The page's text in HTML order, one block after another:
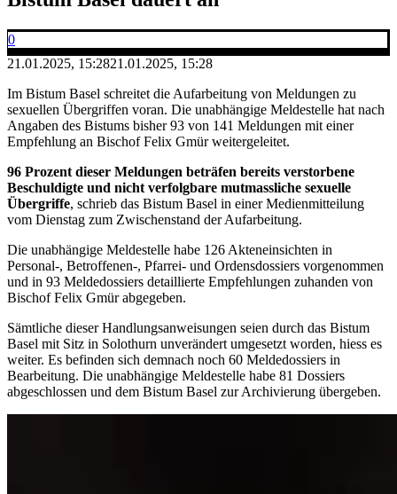
0
21.01.2025, 15:2821.01.2025, 15:28
Im Bistum Basel schreitet die Aufarbeitung von Meldungen zu
sexuellen Übergriffen voran. Die unabhängige Meldestelle hat nach
Angaben des Bistums bisher 93 von 141 Meldungen mit einer
Empfehlung an Bischof Felix Gmür weitergeleitet.
96 Prozent dieser Meldungen beträfen bereits verstorbene
Beschuldigte und nicht verfolgbare mutmassliche sexuelle
Übergriffe, schrieb das Bistum Basel in einer Medienmitteilung
vom Dienstag zum Zwischenstand der Aufarbeitung.
Die unabhängige Meldestelle habe 126 Akteneinsichten in
Personal-, Betroffenen-, Pfarrei- und Ordensdossiers vorgenommen
und in 93 Meldedossiers detaillierte Empfehlungen zuhanden von
Bischof Felix Gmür abgegeben.
Sämtliche dieser Handlungsanweisungen seien durch das Bistum
Basel mit Sitz in Solothurn unverändert umgesetzt worden, hiess es
weiter. Es befinden sich demnach noch 60 Meldedossiers in
Bearbeitung. Die unabhängige Meldestelle habe 81 Dossiers
abgeschlossen und dem Bistum Basel zur Archivierung übergeben.